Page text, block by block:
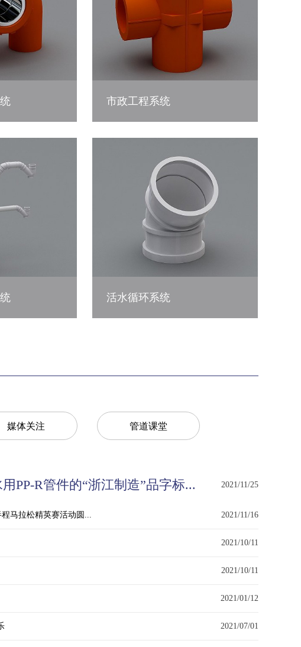
市政工程系统
活水循环系统
媒体关注 管道课堂
PP-R管件的“浙江制造”品字标... 2021/11/25
马拉松精英赛活动圆... 2021/11/16
2021/10/11
2021/10/11
2021/01/12
2021/07/01